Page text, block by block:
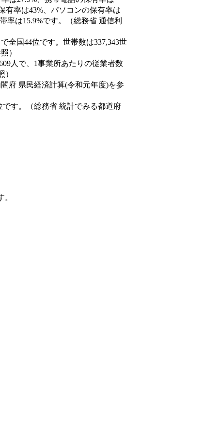
有率は43%、パソコンの保有率は
率は15.9%です。（総務省 通信利
全国44位です。世帯数は337,343世
）
人で、1事業所あたりの従業者数
）
府 県民経済計算(令和元年度)を参
す。（総務省 統計でみる都道府